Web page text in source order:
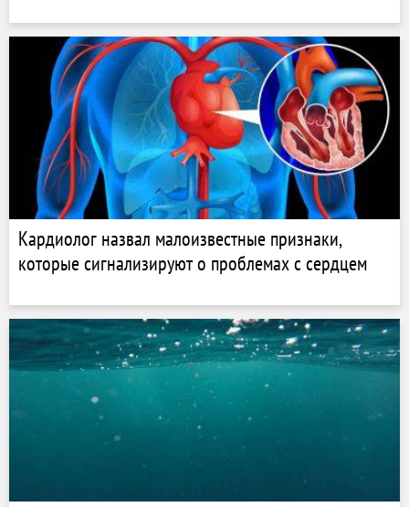
Кардиолог назвал малоизвестные признаки,
которые сигнализируют о проблемах с сердцем